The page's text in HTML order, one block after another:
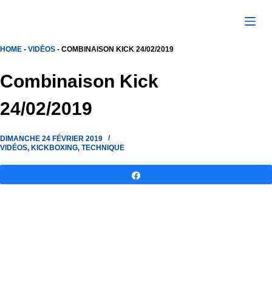
HOME - VIDÉOS - COMBINAISON KICK 24/02/2019
Combinaison Kick
24/02/2019
DIMANCHE 24 FÉVRIER 2019
VIDÉOS, KICKBOXING, TECHNIQUE